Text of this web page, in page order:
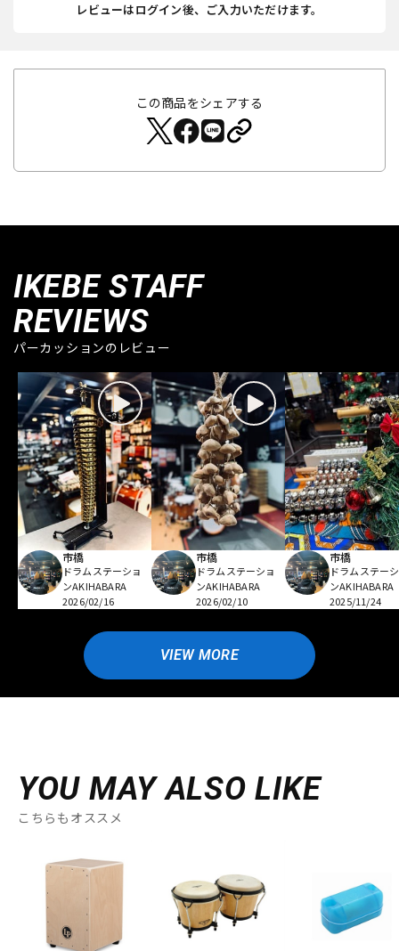
レビューはログイン後、ご入力いただけます。
この商品をシェアする
IKEBE STAFF
REVIEWS
パーカッションのレビュー
市橋
ドラムステーショ
ンAKIHABARA
2026/02/16
市橋
ドラムステーショ
ンAKIHABARA
2026/02/10
市橋
ドラムステー
ンAKIHABARA
2025/11/24
VIEW MORE
YOU MAY ALSO LIKE
こちらもオススメ